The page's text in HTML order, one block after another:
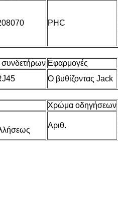
PHC
Εφαρμογές
Ο βυθίζοντας Jack
Χρώμα οδηγήσεων
Αριθ.